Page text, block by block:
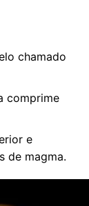
chamado
comprime
e
de magma.